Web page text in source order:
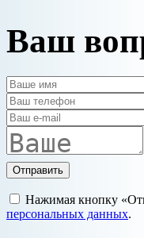
Ваш
Отправить
Нажимая кнопку
персональных данных.